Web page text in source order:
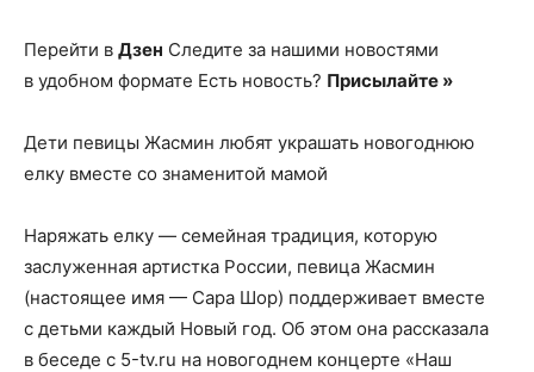
Перейти в Дзен Следите за нашими новостями
в удобном формате Есть новость? Присылайте »
Дети певицы Жасмин любят украшать новогоднюю
елку вместе со знаменитой мамой
Наряжать елку — семейная традиция, которую
заслуженная артистка России, певица Жасмин
(настоящее имя — Сара Шор) поддерживает вместе
с детьми каждый Новый год. Об этом она рассказала
в беседе с 5-tv.ru на новогоднем концерте «Наш